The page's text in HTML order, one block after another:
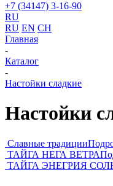
+7 (34147) 3-16-90
RU
RU EN CH
Главная
-
Каталог
-
Настойки сладкие
Настойки
Славные традиции
ТАЙГА НЕГА ВЕТРА
ТАЙГА ЭНЕГРИЯ